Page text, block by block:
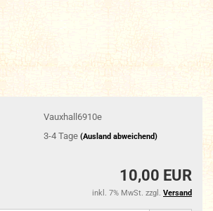
Vauxhall6910e
3-4 Tage (Ausland abweichend)
10,00 EUR
inkl. 7% MwSt. zzgl. Versand